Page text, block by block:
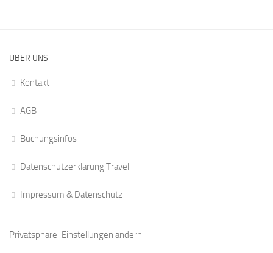
ÜBER UNS
Kontakt
AGB
Buchungsinfos
Datenschutzerklärung Travel
Impressum & Datenschutz
Privatsphäre-Einstellungen ändern